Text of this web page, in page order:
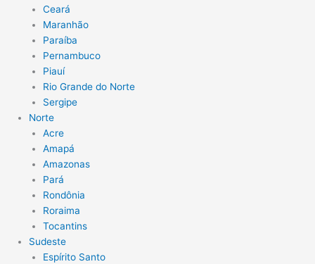
Ceará
Maranhão
Paraíba
Pernambuco
Piauí
Rio Grande do Norte
Sergipe
Norte
Acre
Amapá
Amazonas
Pará
Rondônia
Roraima
Tocantins
Sudeste
Espírito Santo